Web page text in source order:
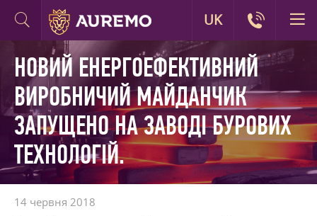
НОВИЙ ЕНЕРГОЕФЕКТИВНИЙ
ВИРОБНИЧИЙ МАЙДАНЧИК
ЗАПУЩЕНО НА ЗАВОДІ БУРОВИХ
ТЕХНОЛОГІЙ.
14 червня 2018
UK